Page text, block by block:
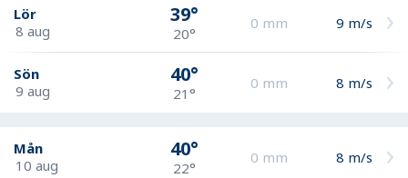
Lör
8 aug
39°
20°
0 mm 9 m/s
Sön
9 aug
40°
21°
0 mm 8 m/s
Mån
10 aug
40°
22°
0 mm 8 m/s